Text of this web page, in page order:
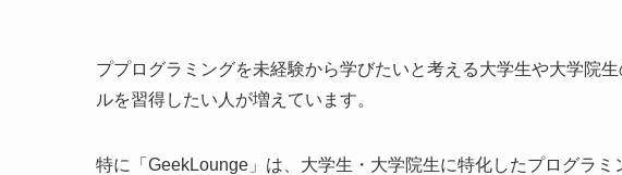
ププログラミングを未経験から学びたいと考える大学生や大学院
ルを習得したい人が増えています。
特に「GeekLounge」は、大学生・大学院生に特化したプログラ